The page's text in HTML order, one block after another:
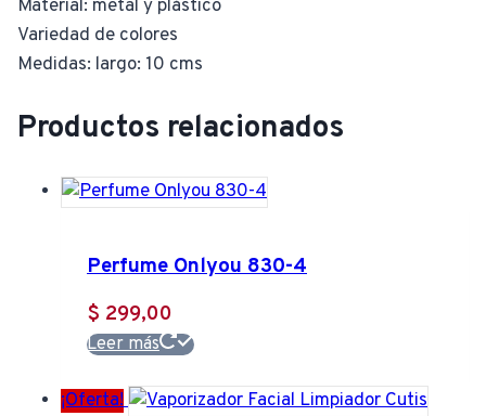
Material: metal y plástico
Variedad de colores
Medidas: largo: 10 cms
Productos relacionados
Perfume Onlyou 830-4
$ 299,00
Leer más
¡Oferta!